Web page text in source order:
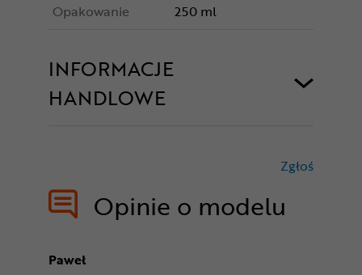
Opakowanie
250 ml
INFORMACJE
HANDLOWE
Opinie o modelu
Zgłoś
Paweł